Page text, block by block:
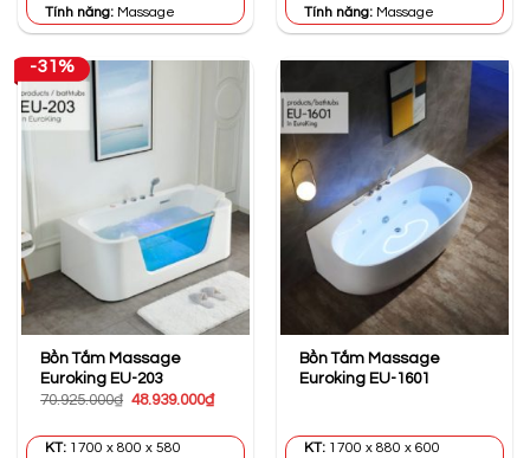
Tính năng: Massage
Tính năng: Massage
-31%
Bồn Tắm Massage
Euroking EU-203
70.925.000₫ Giá
70.925.000₫.
48.939.000₫Giá
KT: 1700 x 800 x 580
Bồn Tắm Massage
Euroking EU-1601
KT: 1700 x 880 x 600